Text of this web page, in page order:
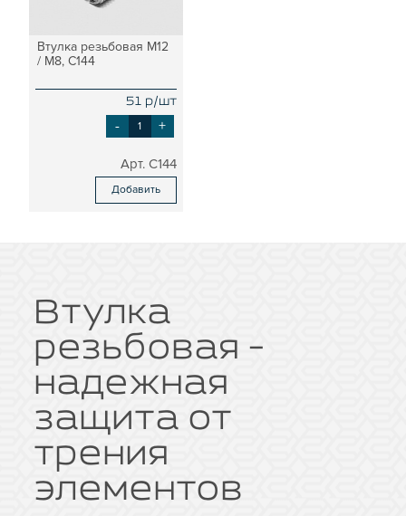
Втулка резьбовая М12
/ М8, C144
51 р/шт
- +
C144
Добавить
Втулка
резьбовая -
надежная
защита от
трения
элементов